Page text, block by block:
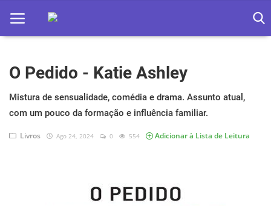
Home
Apps
O Pedido - Katie Ashley
Mistura de sensualidade, comédia e drama. Assunto atual,
com um pouco da formação e influência familiar.
Livros Ago 24, 2024 0 554 Adicionar à Lista de Leitura